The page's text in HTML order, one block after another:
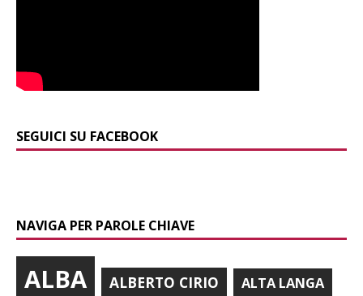
SEGUICI SU FACEBOOK
NAVIGA PER PAROLE CHIAVE
ALBA ALBERTO CIRIO ALTA LANGA